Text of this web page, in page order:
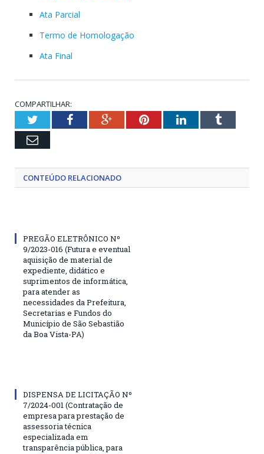
Ata Parcial
Termo de Homologação
Ata Final
COMPARTILHAR:
TwitterFacebookGoogle+PinterestLinkedInTumblr
Email
CONTEÚDO RELACIONADO
PREGÃO ELETRÔNICO Nº
9/2023-016 (Futura e eventual
aquisição de material de
expediente, didático e
suprimentos de informática,
para atender as
necessidades da Prefeitura,
Secretarias e Fundos do
Município de São Sebastião
da Boa Vista-PA)
DISPENSA DE LICITAÇÃO Nº
7/2024-001 (Contratação de
empresa para prestação de
assessoria técnica
especializada em
transparência pública, para